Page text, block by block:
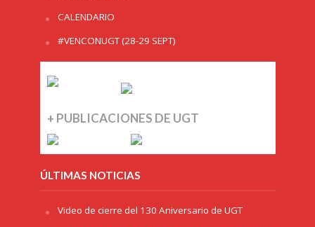
CALENDARIO
#VENCONUGT (28-29 SEPT)
+ PUBLICACIONES DE UGT
ÚLTIMAS NOTICIAS
Video de cierre del 130 Aniversario de UGT